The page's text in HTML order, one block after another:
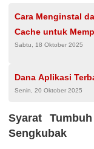
Cara Menginstal
Cache untuk
Situs Web
Sabtu, 18 Oktober 2025
Dana Aplikasi
Senin, 20 Oktober 2025
Syarat
Sengkubak